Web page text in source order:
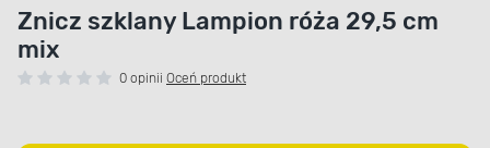
Znicz szklany Lampion róża 29,5 cm
mix
0 opinii Oceń produkt